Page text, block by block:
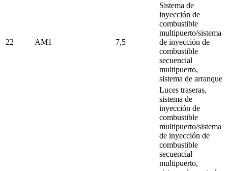
22 AM1 7,5
Sistema de
inyección de
combustible
multipuerto/sistema
de inyección de
combustible
secuencial
multipuerto,
sistema de arranque
Luces traseras,
sistema de
inyección de
combustible
multipuerto/sistema
de inyección de
combustible
secuencial
multipuerto,